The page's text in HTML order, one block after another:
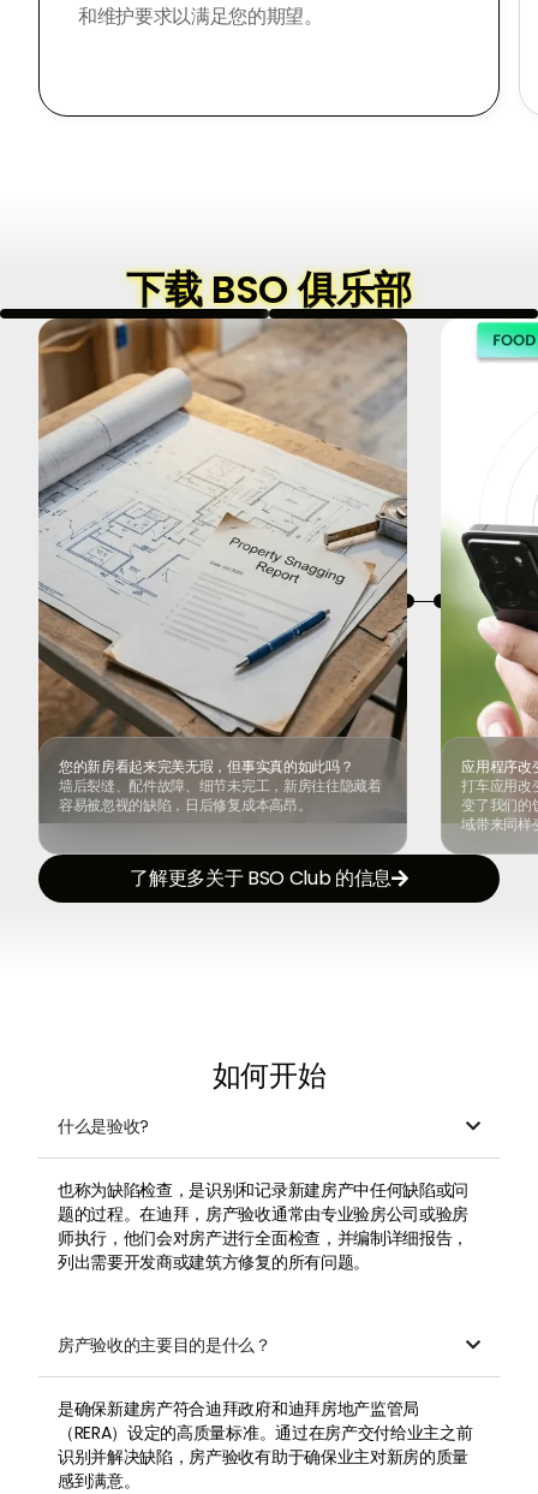
和维护要求以满足您的期望。
下载 BSO 俱乐部
您的新房看起来完美无瑕，但事实真的如此吗？
墙后裂缝、配件故障、细节未完工，新房往往隐藏着
容易被忽视的缺陷，日后修复成本高昂。
应用程序改
打车应用改
变了我们的
域带来同样
了解更多关于 BSO Club 的信息
如何开始
什么是验收? 
也称为缺陷检查，是识别和记录新建房产中任何缺陷或问
题的过程。在迪拜，房产验收通常由专业验房公司或验房
师执行，他们会对房产进行全面检查，并编制详细报告，
列出需要开发商或建筑方修复的所有问题。
房产验收的主要目的是什么？ 
是确保新建房产符合迪拜政府和迪拜房地产监管局
（RERA）设定的高质量标准。通过在房产交付给业主之前
识别并解决缺陷，房产验收有助于确保业主对新房的质量
感到满意。